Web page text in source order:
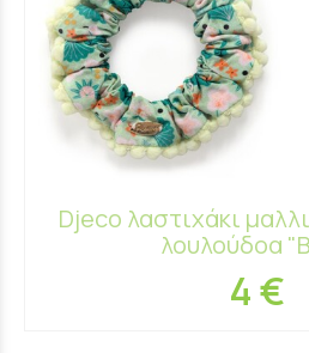
Djeco λαστιχάκι
λουλούδοα
4 €